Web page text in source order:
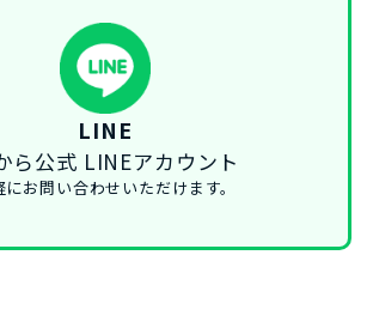
LINE
ら公式 LINEアカウント
にお問い合わせいただけます。